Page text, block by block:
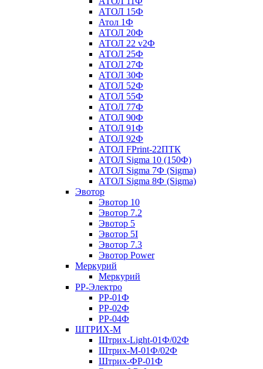
АТОЛ 15Ф
Атол 1Ф
АТОЛ 20Ф
АТОЛ 22 v2Ф
АТОЛ 25Ф
АТОЛ 27Ф
АТОЛ 30Ф
АТОЛ 52Ф
АТОЛ 55Ф
АТОЛ 77Ф
АТОЛ 90Ф
АТОЛ 91Ф
АТОЛ 92Ф
АТОЛ FPrint-22ПТК
АТОЛ Sigma 10 (150Ф)
АТОЛ Sigma 7Ф (Sigma)
АТОЛ Sigma 8Ф (Sigma)
Эвотор
Эвотор 10
Эвотор 7.2
Эвотор 5
Эвотор 5I
Эвотор 7.3
Эвотор Power
Меркурий
Меркурий
РР-Электро
РР-01Ф
РР-02Ф
РР-04Ф
ШТРИХ-М
Штрих-Light-01Ф/02Ф
Штрих-М-01Ф/02Ф
Штрих-ФР-01Ф